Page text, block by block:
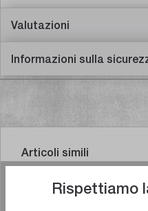
Valutazioni
Informazioni sulla
Articoli simili
Rispettiamo